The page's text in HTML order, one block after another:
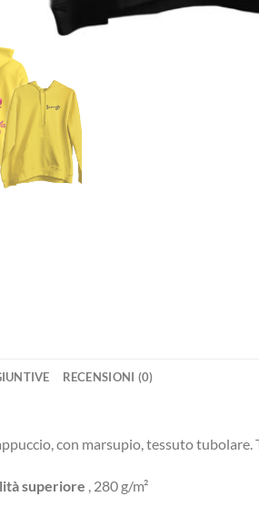
RECENSIONI (0)
con marsupio, tessuto
superiore , 280 g/m²